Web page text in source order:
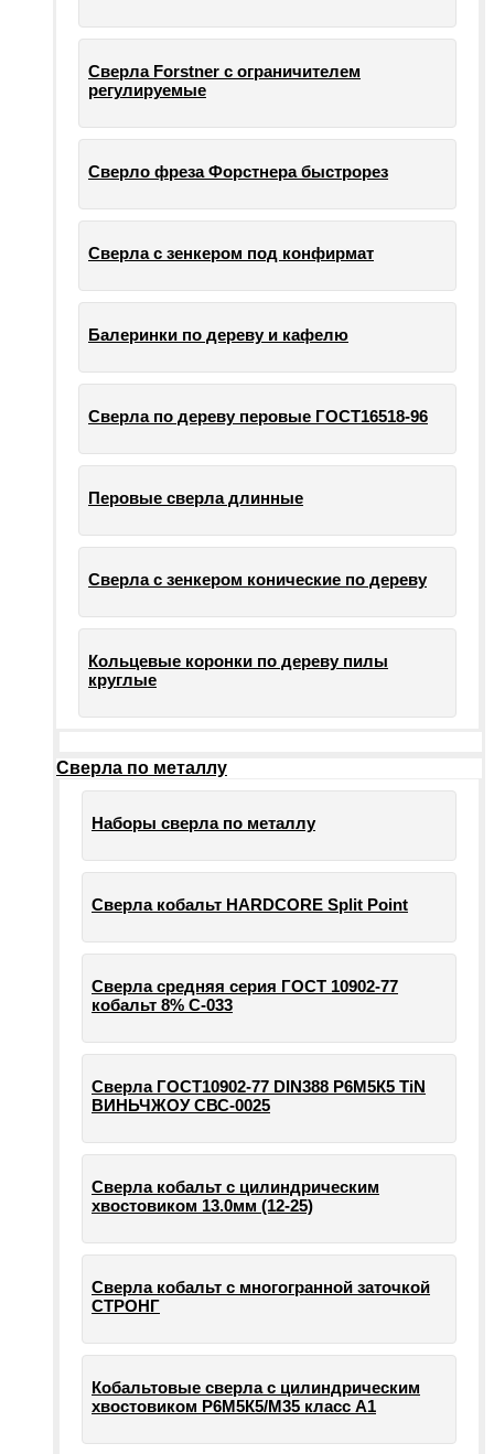
Сверла Forstner с ограничителем
регулируемые
Сверло фреза Форстнера быстрорез
Сверла с зенкером под конфирмат
Балеринки по дереву и кафелю
Сверла по дереву перовые ГОСТ16518-96
Перовые сверла длинные
Сверла с зенкером конические по дереву
Кольцевые коронки по дереву пилы
круглые
Сверла по металлу
Наборы сверла по металлу
Сверла кобальт HARDCORE Split Point
Сверла средняя серия ГОСТ 10902-77
кобальт 8% С-033
Сверла ГОСТ10902-77 DIN388 Р6М5К5 TiN
ВИНЬЧЖОУ СВС-0025
Сверла кобальт с цилиндрическим
хвостовиком 13.0мм (12-25)
Сверла кобальт с многогранной заточкой
СТРОНГ
Кобальтовые сверла с цилиндрическим
хвостовиком Р6М5К5/М35 класс А1